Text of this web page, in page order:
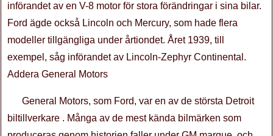
införandet av en V-8 motor för stora förändringar i sina bilar.
Ford ägde också Lincoln och Mercury, som hade flera
modeller tillgängliga under årtiondet. Året 1939, till
exempel, såg införandet av Lincoln-Zephyr Continental.
Addera General Motors
General Motors, som Ford, var en av de största Detroit
biltillverkare . Många av de mest kända bilmärken som